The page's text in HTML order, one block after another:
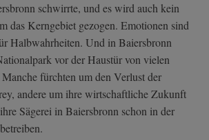
schwirrte, und es wird auch kein
das Kerngebiet gezogen. Emotionen sind
Halbwahrheiten. Und in Baiersbronn
vor der Haustür von vielen
fürchten um den Verlust der
andere um ihre wirtschaftliche Zukunft
Sägerei in Baiersbronn schon in der